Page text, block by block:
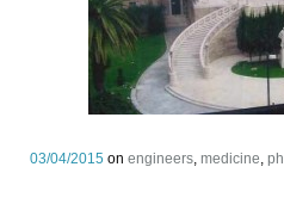
03/04/2015 on engineers, medicine,